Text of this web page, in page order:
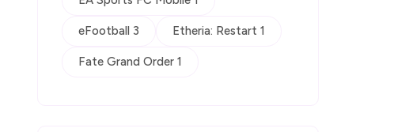
eFootball 3 Etheria: Restart 1
Fate Grand Order 1